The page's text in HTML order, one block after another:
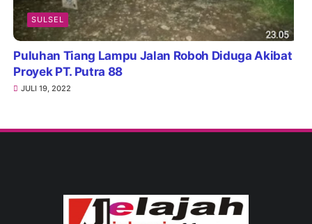
SULSEL
Puluhan Tiang Lampu Jalan Roboh Diduga Akibat
Proyek PT. Putra 88
JULI 19, 2022